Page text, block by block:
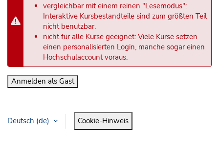
vergleichbar mit einem reinen "Lesemodus":
Interaktive Kursbestandteile sind zum größten Teil
nicht benutzbar.
nicht für alle Kurse geeignet: Viele Kurse setzen
einen personalisierten Login, manche sogar einen
Hochschulaccount voraus.
Anmelden als Gast
Deutsch ‎(de)‎ Cookie-Hinweis